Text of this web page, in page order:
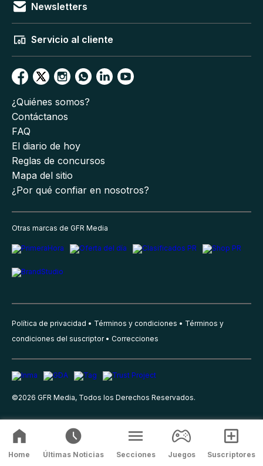
Newsletters
Servicio al cliente
¿Quiénes somos?
Contáctanos
FAQ
El diario de hoy
Reglas de concursos
Mapa del sitio
¿Por qué confiar en nosotros?
Otras marcas de GFR Media
Política de privacidad Términos y condiciones
Términos y
condiciones del suscriptor
Correcciones
©2026 GFR Media, Todos los Derechos Reservados.
Home Últimas Noticias Secciones Juegos Suscriptores